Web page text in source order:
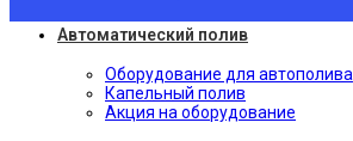
Автоматический полив
Оборудование для автополива
Капельный полив
Акция на оборудование